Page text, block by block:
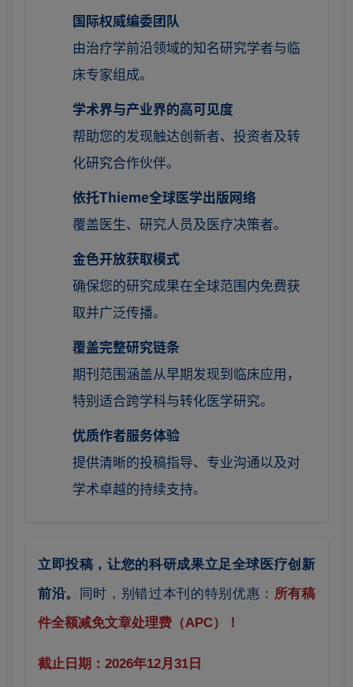
国际权威编委团队
由治疗学前沿领域的知名研究学者与临
床专家组成。
学术界与产业界的高可见度
帮助您的发现触达创新者、投资者及转
化研究合作伙伴。
依托Thieme全球医学出版网络
覆盖医生、研究人员及医疗决策者。
金色开放获取模式
确保您的研究成果在全球范围内免费获
取并广泛传播。
覆盖完整研究链条
期刊范围涵盖从早期发现到临床应用，
特别适合跨学科与转化医学研究。
优质作者服务体验
提供清晰的投稿指导、专业沟通以及对
学术卓越的持续支持。
立即投稿，让您的科研成果立足全球医疗创新
前沿。
同时，别错过本刊的特别优惠： 所有稿
件全额减免文章处理费（APC）！
截止日期：2026年12月31日